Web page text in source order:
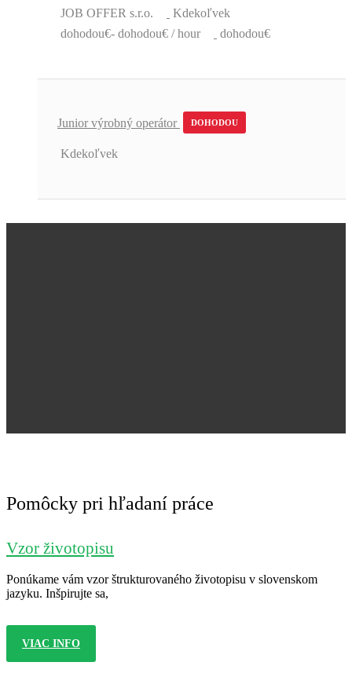
JOB OFFER s.r.o.
Kdekoľvek
dohodou€- dohodou€ / hour
dohodou€
Junior výrobný operátor DOHODOU
Kdekoľvek
Pomôcky pri hľadaní práce
Vzor životopisu
Ponúkame vám vzor štrukturovaného životopisu v slovenskom
jazyku. Inšpirujte sa,
VIAC INFO